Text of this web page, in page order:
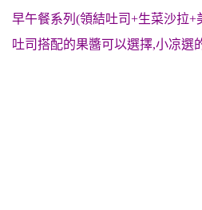
早午餐系列(領結吐司+生菜沙拉+
吐司搭配的果醬可以選擇,小凉選